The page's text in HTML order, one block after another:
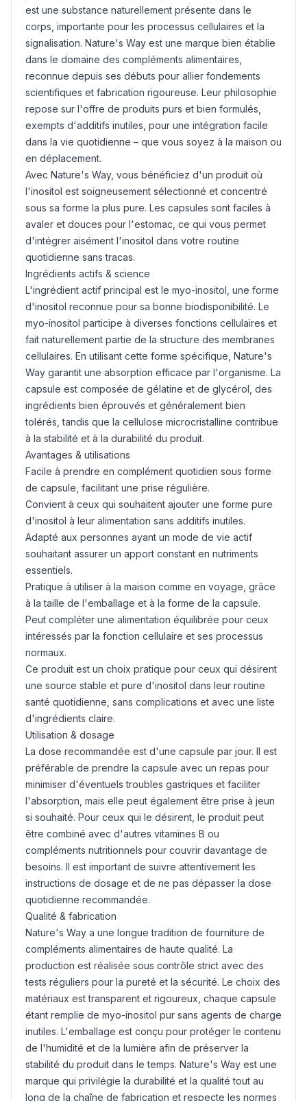
est une substance naturellement présente dans le
corps, importante pour les processus cellulaires et la
signalisation. Nature's Way est une marque bien établie
dans le domaine des compléments alimentaires,
reconnue depuis ses débuts pour allier fondements
scientifiques et fabrication rigoureuse. Leur philosophie
repose sur l'offre de produits purs et bien formulés,
exempts d'additifs inutiles, pour une intégration facile
dans la vie quotidienne – que vous soyez à la maison ou
en déplacement.
Avec Nature's Way, vous bénéficiez d'un produit où
l'inositol est soigneusement sélectionné et concentré
sous sa forme la plus pure. Les capsules sont faciles à
avaler et douces pour l'estomac, ce qui vous permet
d'intégrer aisément l'inositol dans votre routine
quotidienne sans tracas.
Ingrédients actifs & science
L'ingrédient actif principal est le myo-inositol , une forme
d'inositol reconnue pour sa bonne biodisponibilité. Le
myo-inositol participe à diverses fonctions cellulaires et
fait naturellement partie de la structure des membranes
cellulaires. En utilisant cette forme spécifique, Nature's
Way garantit une absorption efficace par l'organisme. La
capsule est composée de gélatine et de glycérol, des
ingrédients bien éprouvés et généralement bien
tolérés, tandis que la cellulose microcristalline contribue
à la stabilité et à la durabilité du produit.
Avantages & utilisations
Facile à prendre en complément quotidien sous forme
de capsule, facilitant une prise régulière.
Convient à ceux qui souhaitent ajouter une forme pure
d'inositol à leur alimentation sans additifs inutiles.
Adapté aux personnes ayant un mode de vie actif
souhaitant assurer un apport constant en nutriments
essentiels.
Pratique à utiliser à la maison comme en voyage, grâce
à la taille de l'emballage et à la forme de la capsule.
Peut compléter une alimentation équilibrée pour ceux
intéressés par la fonction cellulaire et ses processus
normaux.
Ce produit est un choix pratique pour ceux qui désirent
une source stable et pure d'inositol dans leur routine
santé quotidienne, sans complications et avec une liste
d'ingrédients claire.
Utilisation & dosage
La dose recommandée est d'une capsule par jour. Il est
préférable de prendre la capsule avec un repas pour
minimiser d'éventuels troubles gastriques et faciliter
l'absorption, mais elle peut également être prise à jeun
si souhaité. Pour ceux qui le désirent, le produit peut
être combiné avec d'autres vitamines B ou
compléments nutritionnels pour couvrir davantage de
besoins. Il est important de suivre attentivement les
instructions de dosage et de ne pas dépasser la dose
quotidienne recommandée.
Qualité & fabrication
Nature's Way a une longue tradition de fourniture de
compléments alimentaires de haute qualité. La
production est réalisée sous contrôle strict avec des
tests réguliers pour la pureté et la sécurité. Le choix des
matériaux est transparent et rigoureux, chaque capsule
étant remplie de myo-inositol pur sans agents de charge
inutiles. L'emballage est conçu pour protéger le contenu
de l'humidité et de la lumière afin de préserver la
stabilité du produit dans le temps. Nature's Way est une
marque qui privilégie la durabilité et la qualité tout au
long de la chaîne de fabrication et respecte les normes